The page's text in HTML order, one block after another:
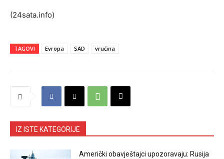
(24sata.info)
TAGOVI Evropa SAD vrućina
IZ ISTE KATEGORIJE
Američki obavještajci upozoravaju: Rusija